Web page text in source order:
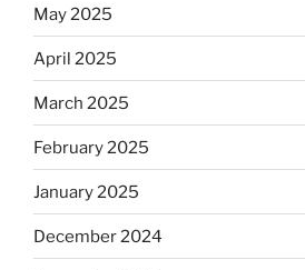
May 2025
April 2025
March 2025
February 2025
January 2025
December 2024